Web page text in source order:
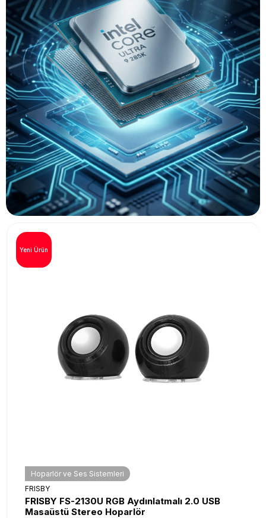
Hoparlör ve Ses Sistemleri
FRISBY
FRISBY FS-2130U RGB Aydınlatmalı 2.0 USB
Masaüstü Stereo Hoparlör
Yeni Ürün